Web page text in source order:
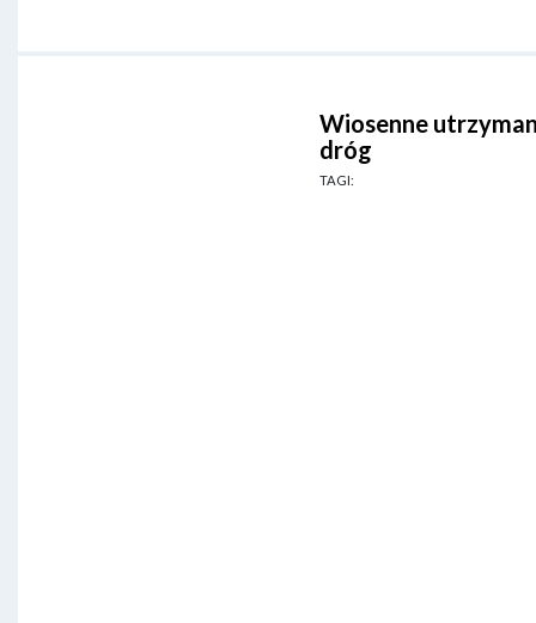
Wiosenne
dróg
TAGI: